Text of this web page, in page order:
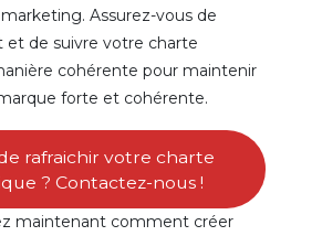
Assurez-vous de
et de suivre votre charte
cohérente pour maintenir
forte et cohérente.
rafraichir votre charte
? Contactez-nous !
maintenant comment créer